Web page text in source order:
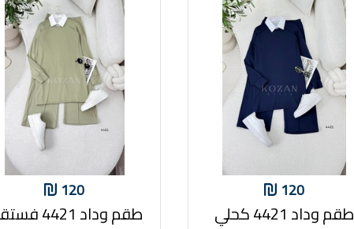
120
طقم وداد 4421 كحلي
120
طقم وداد 4421 فستقي